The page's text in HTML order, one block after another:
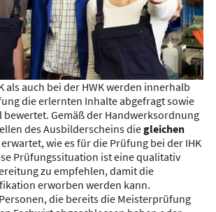
als auch bei der HWK werden innerhalb
die erlernten Inhalte abgefragt sowie
bewertet. Gemäß der Handwerksordnung
des Ausbilderscheins diegleichen
wie es für die Prüfung bei der IHK
Prüfungssituation ist eine qualitativ
zu empfehlen, damit die
erworben werden kann.
die bereits die Meisterprüfung